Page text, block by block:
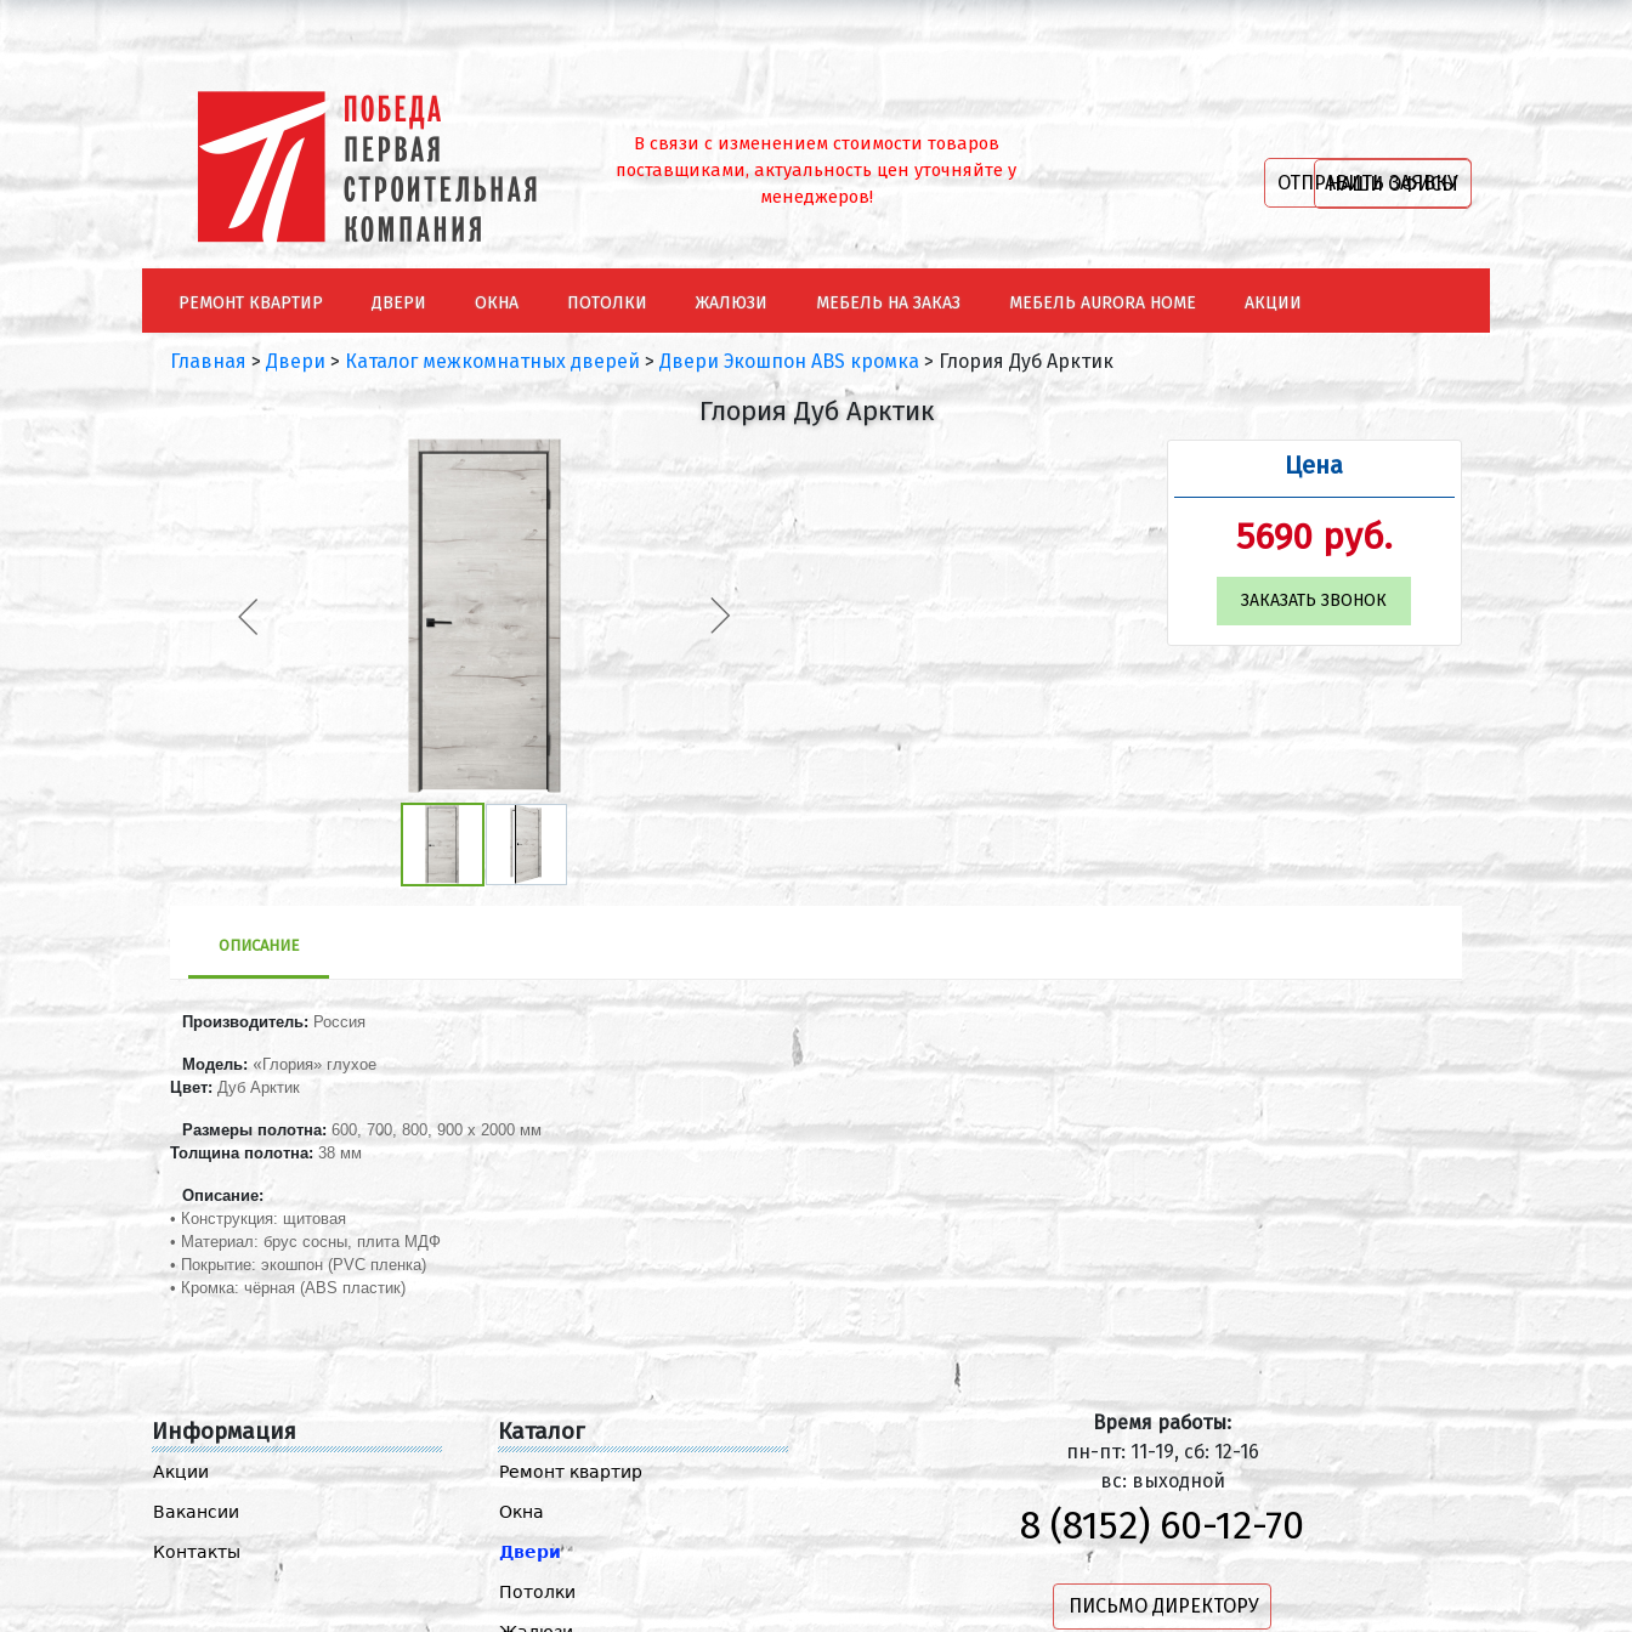
В связи с изменением стоимости товаров
поставщиками, актуальность цен уточняйте у
менеджеров!
ОТПРАВИТЬ ЗАЯВКУ
НАШИ ОФИСЫ
РЕМОНТ КВАРТИР ДВЕРИ ОКНА ПОТОЛКИ ЖАЛЮЗИ МЕБЕЛЬ НА ЗАКАЗ МЕБЕЛЬ AURORA HOME АКЦИИ
Главная > Двери > Каталог межкомнатных дверей > Двери Экошпон ABS кромка > Глория Дуб Арктик
Глория Дуб Арктик
Цена
5690 руб.
ЗАКАЗАТЬ ЗВОНОК
ОПИСАНИЕ
Производитель: Россия
Модель: « Глория» глухое
Цвет: Дуб Арктик
Размеры полотна: 600, 700, 800, 900 х 2000 мм
Толщина полотна: 38 мм
Описание:
• Конструкция: щитовая
• Материал: брус сосны, плита МДФ
• Покрытие: экошпон (PVC пленка)
• Кромка: чёрная (ABS пластик)
Информация
Акции
Вакансии
Контакты
Каталог
Ремонт квартир
Окна
Двери
Потолки
Время работы:
пн-пт: 11-19, сб: 12-16
вс: выходной
8 (8152) 60-12-70
ПИСЬМО ДИРЕКТОРУ